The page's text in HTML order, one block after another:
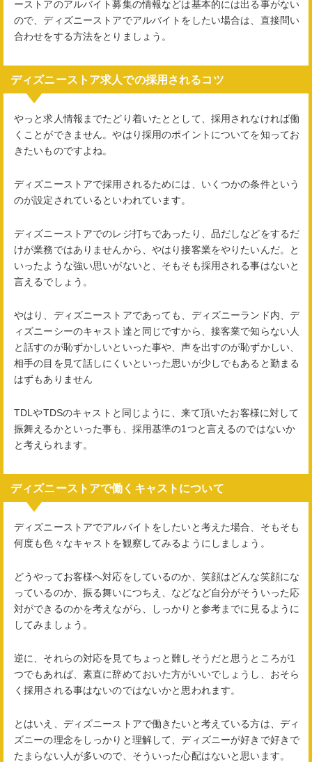
ーストアのアルバイト募集の情報などは基本的には出る事がない
ので、ディズニーストアでアルバイトをしたい場合は、直接問い
合わせをする方法をとりましょう。
ディズニーストア求人での採用されるコツ
やっと求人情報までたどり着いたととして、採用されなければ働
くことができません。やはり採用のポイントについてを知ってお
きたいものですよね。
ディズニーストアで採用されるためには、いくつかの条件という
のが設定されているといわれています。
ディズニーストアでのレジ打ちであったり、品だしなどをするだ
けが業務ではありませんから、やはり接客業をやりたいんだ。と
いったような強い思いがないと、そもそも採用される事はないと
言えるでしょう。
やはり、ディズニーストアであっても、ディズニーランド内、デ
ィズニーシーのキャスト達と同じですから、接客業で知らない人
と話すのが恥ずかしいといった事や、声を出すのが恥ずかしい、
相手の目を見て話しにくいといった思いが少しでもあると勤まる
はずもありません
TDLやTDSのキャストと同じように、来て頂いたお客様に対して
振舞えるかといった事も、採用基準の1つと言えるのではないか
と考えられます。
ディズニーストアで働くキャストについて
ディズニーストアでアルバイトをしたいと考えた場合、そもそも
何度も色々なキャストを観察してみるようにしましょう。
どうやってお客様へ対応をしているのか、笑顔はどんな笑顔にな
っているのか、振る舞いにつちえ、などなど自分がそういった応
対ができるのかを考えながら、しっかりと参考までに見るように
してみましょう。
逆に、それらの対応を見てちょっと難しそうだと思うところが1
つでもあれば、素直に辞めておいた方がいいでしょうし、おそら
く採用される事はないのではないかと思われます。
とはいえ、ディズニーストアで働きたいと考えている方は、ディ
ズニーの理念をしっかりと理解して、ディズニーが好きで好きで
たまらない人が多いので、そういった心配はないと思います。